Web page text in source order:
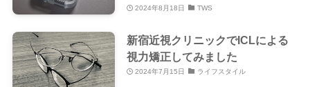
2024年8月18日 TWS
新宿近視クリニックでICLによる
視力矯正してみました
2024年7月15日 ライフスタイル